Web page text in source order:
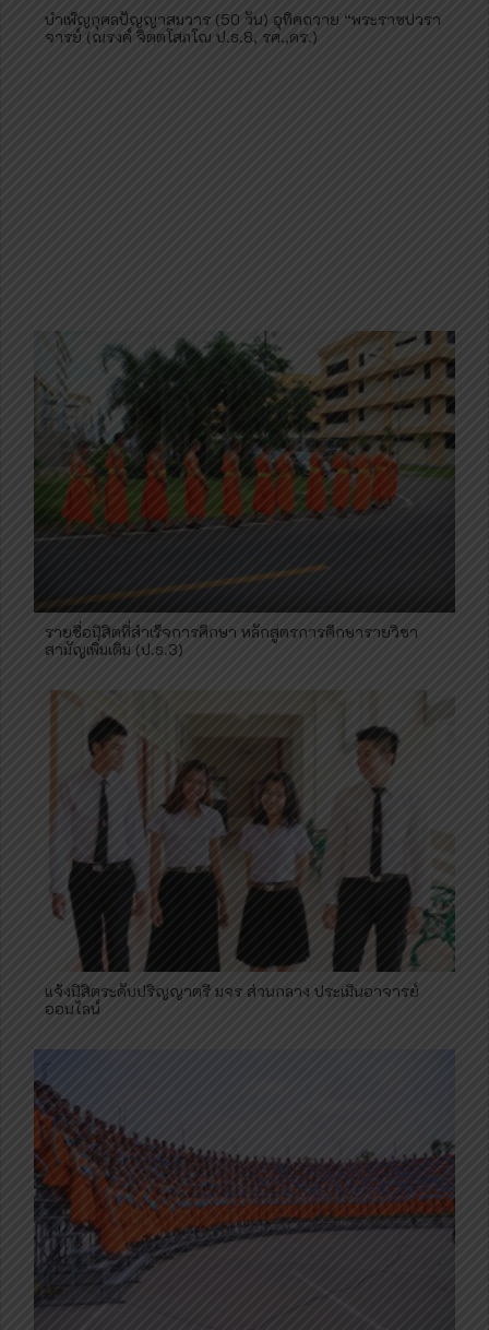
บำเพ็ญกุศลปัญญาสมวาร (50 วัน) อุทิศถวาย “พระราชปวรา
จารย์ (ณรงค์ จิตฺตโสภโณ ป.ธ.8, รศ.,ดร.)
รายชื่อนิสิตที่สำเร็จการศึกษา หลักสูตรการศึกษารายวิชา
สามัญเพิ่มเติม (ป.ธ.3)
แจ้งนิสิตระดับปริญญาตรี มจร ส่วนกลาง ประเมินอาจารย์
ออนไลน์